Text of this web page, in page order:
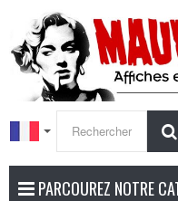
PARCOUREZ NOTRE